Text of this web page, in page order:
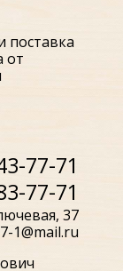
поставка
от
77-71
77-71
37
1@mail.ru